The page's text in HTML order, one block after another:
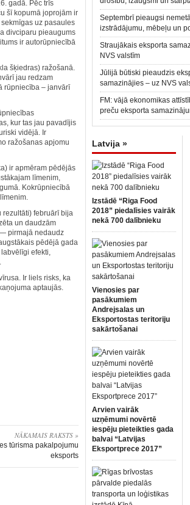
gadā. Pēc trīs
šī kopumā joprojām ir
uz pasaules
divciparu pieaugums
ir autorūpniecībā
šķiedras) ražošanā.
jau redzam
rūpniecība – janvārī
kur tas jau pavadījis
vidējā. Ir
ražošanas apjomu
ir apmēram pēdējās
līmenim,
Kokrūpniecībā
rezultāti) februārī bija
un daudzām
pirmajā nedaudz
pēdējā gada
efekti,
Ir liels risks, ka
aptaujās.
NĀKAMAIS RAKSTS »
tūrisma pakalpojumu
eksports
Septembrī pieaugsi
izstrādājumu, mēbeļu un
Straujākais eksporta
NVS valstīm
Jūlijā būtiski pieaudzis
samazinājies – uz NVS
FM: vājā ekonomikas
preču eksporta
Latvija »
Izstādē “Riga Food
2018” piedalīsies vairāk
nekā 700 dalībnieku
Vienosies par
pasākumiem
Andrejsalas un
Eksportostas teritoriju
sakārtošanai
Arvien vairāk
uzņēmumi novērtē
iespēju pieteikties gada
balvai “Latvijas
Eksportprece 2017”